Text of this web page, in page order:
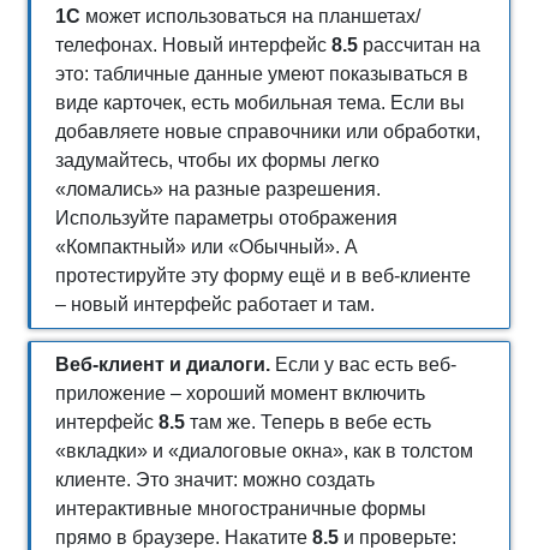
1С может использоваться на планшетах/
телефонах. Новый интерфейс 8.5 рассчитан на
это: табличные данные умеют показываться в
виде карточек, есть мобильная тема. Если вы
добавляете новые справочники или обработки,
задумайтесь, чтобы их формы легко
«ломались» на разные разрешения.
Используйте параметры отображения
«Компактный» или «Обычный». А
протестируйте эту форму ещё и в веб-клиенте
– новый интерфейс работает и там.
Веб-клиент и диалоги. Если у вас есть веб-
приложение – хороший момент включить
интерфейс 8.5 там же. Теперь в вебе есть
«вкладки» и «диалоговые окна», как в толстом
клиенте. Это значит: можно создать
интерактивные многостраничные формы
прямо в браузере. Накатите 8.5 и проверьте: